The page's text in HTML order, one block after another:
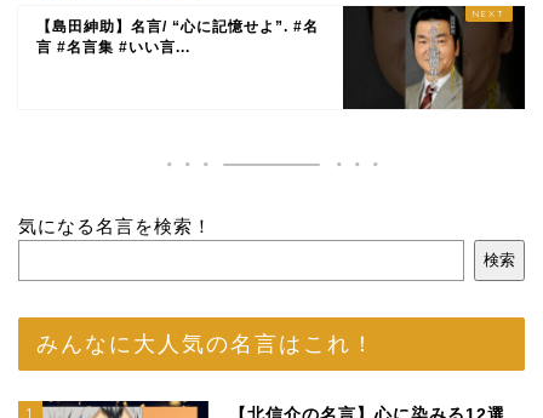
【島田紳助】名言/ “心に記憶せよ”. #名
言 #名言集 #いい言...
気になる名言を検索！
検索
みんなに大人気の名言はこれ！
1